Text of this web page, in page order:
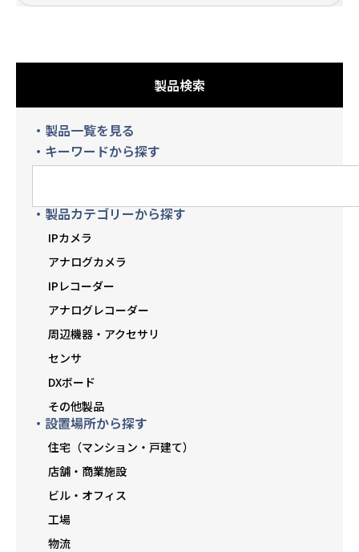
製品検索
・製品一覧を見る
・キーワードから探す
・製品カテゴリーから探す
IPカメラ
アナログカメラ
IPレコーダー
アナログレコーダー
周辺機器・アクセサリ
センサ
DXボード
その他製品
・設置場所から探す
住宅（マンション・戸建て）
店舗・商業施設
ビル・オフィス
工場
物流